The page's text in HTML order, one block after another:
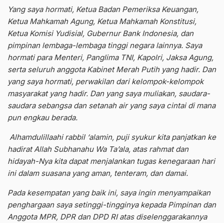
Yang saya hormati, Ketua Badan Pemeriksa Keuangan,
Ketua Mahkamah Agung, Ketua Mahkamah Konstitusi,
Ketua Komisi Yudisial, Gubernur Bank Indonesia, dan
pimpinan lembaga-lembaga tinggi negara lainnya. Saya
hormati para Menteri, Panglima TNI, Kapolri, Jaksa Agung,
serta seluruh anggota Kabinet Merah Putih yang hadir. Dan
yang saya hormati, perwakilan dari kelompok-kelompok
masyarakat yang hadir. Dan yang saya muliakan, saudara-
saudara sebangsa dan setanah air yang saya cintai di mana
pun engkau berada.
Alhamdulillaahi rabbil ‘alamin, puji syukur kita panjatkan ke
hadirat Allah Subhanahu Wa Ta’ala, atas rahmat dan
hidayah-Nya kita dapat menjalankan tugas kenegaraan hari
ini dalam suasana yang aman, tenteram, dan damai.
Pada kesempatan yang baik ini, saya ingin menyampaikan
penghargaan saya setinggi-tingginya kepada Pimpinan dan
Anggota MPR, DPR dan DPD RI atas diselenggarakannya